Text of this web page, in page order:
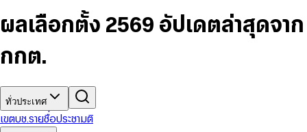
7
8
5
6
8
9
6
7
9
5
6
8
9
9
ผลเลือกตั้ง 2569 อัปเดตล่าสุดจาก
กกต.
ทั่วประเทศ
เขตบช.รายชื่อประชามติ